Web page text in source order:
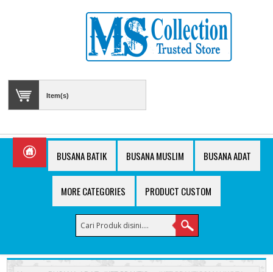
Item(s)
BUSANA BATIK BUSANA MUSLIM BUSANA ADAT
MORE CATEGORIES PRODUCT CUSTOM